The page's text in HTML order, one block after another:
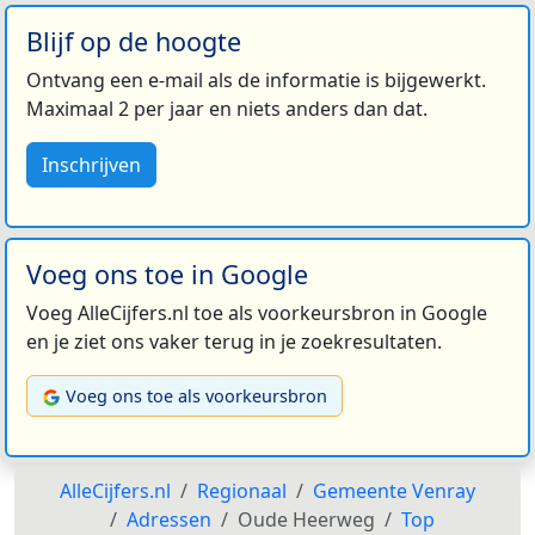
Blijf op de hoogte
Ontvang een e-mail als de informatie is bijgewerkt.
Maximaal 2 per jaar en niets anders dan dat.
Inschrijven
Voeg ons toe in Google
Voeg AlleCijfers.nl toe als voorkeursbron in Google
en je ziet ons vaker terug in je zoekresultaten.
Voeg ons toe als voorkeursbron
AlleCijfers.nl Regionaal
Gemeente Venray
Adressen
Oude Heerweg Top